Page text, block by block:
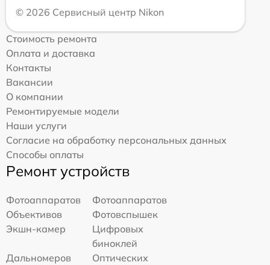
© 2026 Сервисный центр Nikon
Стоимость ремонта
Оплата и доставка
Контакты
Вакансии
О компании
Ремонтируемые модели
Наши услуги
Согласие на обработку персональных данных
Способы оплаты
Ремонт устройств
Фотоаппаратов
Фотоаппаратов
Объективов
Фотовспышек
Экшн-камер
Цифровых
биноклей
Дальномеров
Оптических